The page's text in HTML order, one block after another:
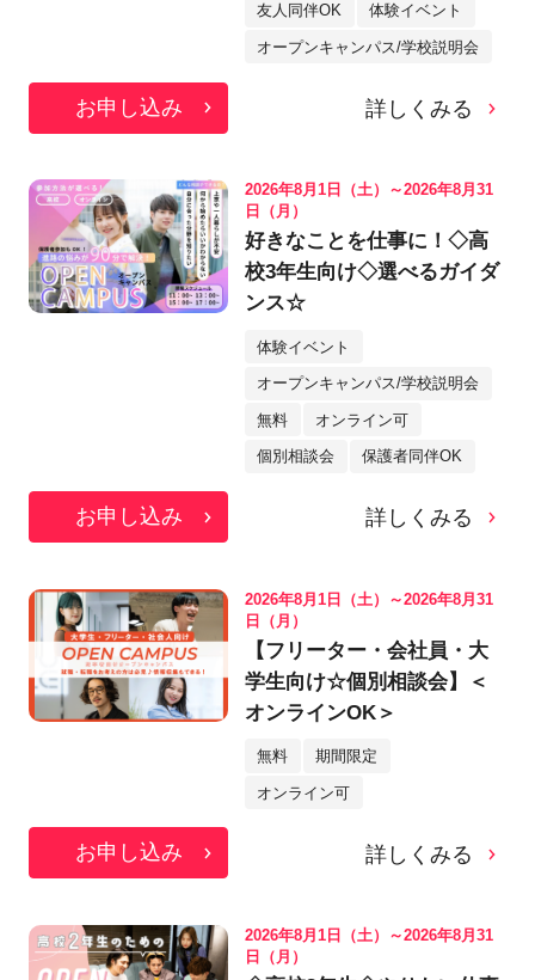
友人同伴OK 体験イベント
オープンキャンパス/学校説明会
お申し込み 詳しくみる
2026年8月1日（土）～2026年8月31
日（月）
好きなことを仕事に！◇高
校3年生向け◇選べるガイダ
ンス☆
体験イベント
オープンキャンパス/学校説明会
無料 オンライン可
個別相談会 保護者同伴OK
お申し込み 詳しくみる
2026年8月1日（土）～2026年8月31
日（月）
【フリーター・会社員・大
学生向け☆個別相談会】＜
オンラインOK＞
無料 期間限定
オンライン可
お申し込み 詳しくみる
2026年8月1日（土）～2026年8月31
日（月）